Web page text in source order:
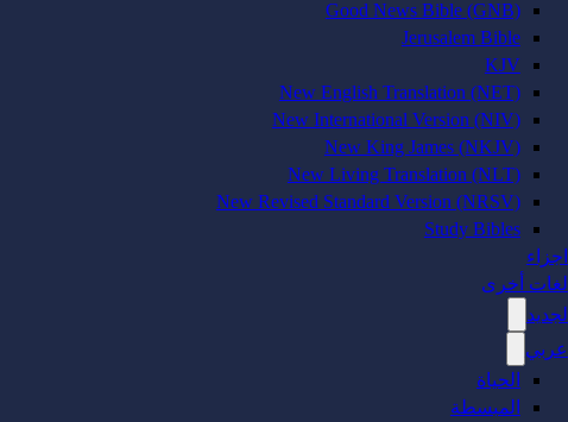
Good News Bible (GNB)
Jerusalem Bible
KJV
New English Translation (NET)
New International Version (NIV)
New King James (NKJV)
New Living Translation (NLT)
New Revised Standard Version (NRSV)
Study Bibles
اجزاء
لغات أخرى
عربي
الحياة
المبسطة